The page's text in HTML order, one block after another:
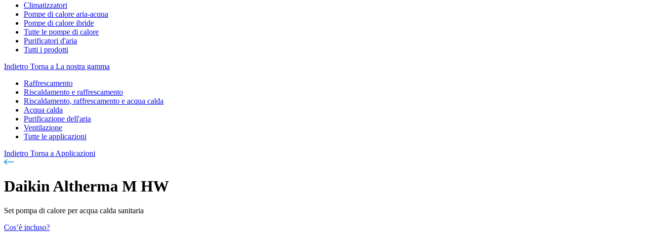
Climatizzatori
Pompe di calore aria-acqua
Pompe di calore ibride
Tutte le pompe di calore
Purificatori d'aria
Tutti i prodotti
Indietro Torna a La nostra gamma
Raffrescamento
Riscaldamento e raffrescamento
Riscaldamento, raffrescamento e acqua calda
Acqua calda
Purificazione dell'aria
Ventilazione
Tutte le applicazioni
Indietro Torna a Applicazioni
Daikin Altherma M HW
Set pompa di calore per acqua calda sanitaria
Cos’è incluso?